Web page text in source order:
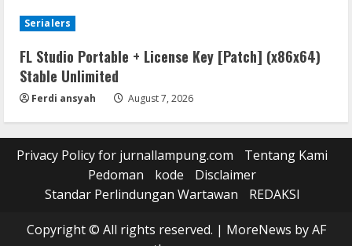
Serialers
FL Studio Portable + License Key [Patch] (x86x64)
Stable Unlimited
Ferdi ansyah August 7, 2026
Privacy Policy for jurnallampung.com
Tentang Kami
Pedoman
kode
Disclaimer
Standar Perlindungan Wartawan
REDAKSI
Copyright © All rights reserved. | MoreNews by AF